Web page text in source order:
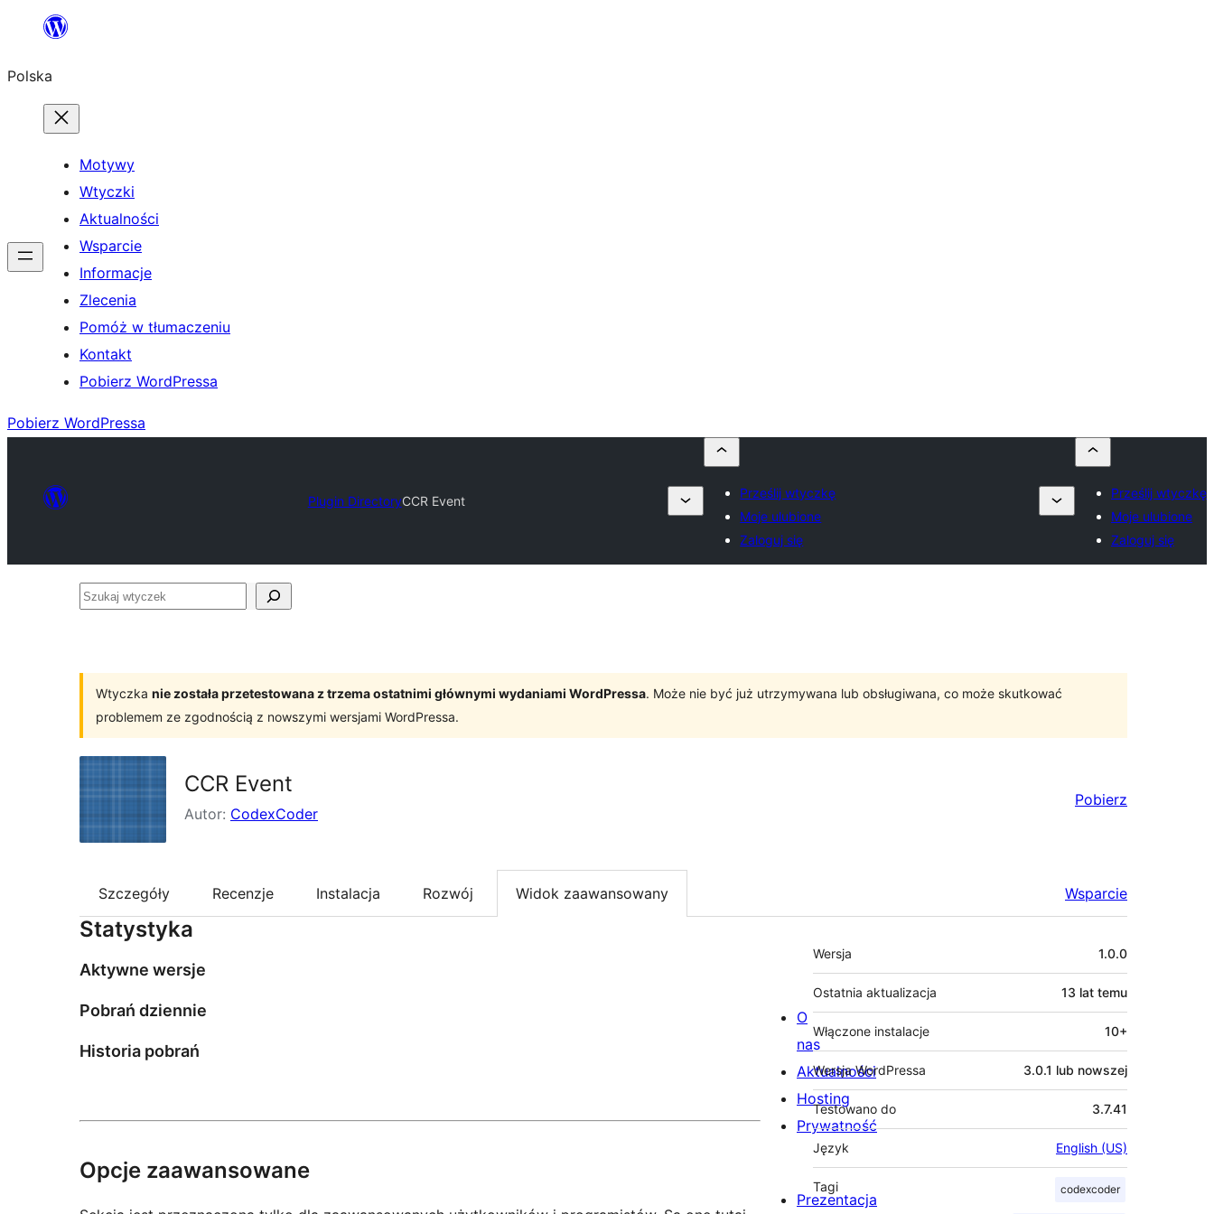
Przejdź
treści
Polska
Motywy
Wtyczki
Aktualności
Wsparcie
Informacje
Zlecenia
Pomóż w tłumaczeniu
Kontakt
Pobierz WordPressa
Pobierz WordPressa
Plugin DirectoryCCR Event
Prześlij wtyczkę
Moje ulubione
Zaloguj się
Prześlij wtyczkę
Moje ulubione
Zaloguj się
Szukaj
Wtyczka nie została przetestowana z trzema ostatnimi głównymi wydaniami WordPressa. Może nie być już utrzymywana lub obsługiwana, co może skutkować
problemem ze zgodnością z nowszymi wersjami WordPressa.
CCR Event
Autor: CodexCoder
Pobierz
Szczegóły Recenzje Instalacja Rozwój Widok zaawansowany Wsparcie
Statystyka
Aktywne wersje
Pobrań dziennie
Historia pobrań
Opcje zaawansowane
Meta
Wersja 1.0.0
Ostatnia aktualizacja 13 lat temu
Włączone instalacje 10+
Wersja WordPressa 3.0.1 lub nowszej
Testowano do 3.7.41
Język English (US)
Tagi codexcoder
O
nas
Aktualności
Hosting
Prywatność
Prezentacja